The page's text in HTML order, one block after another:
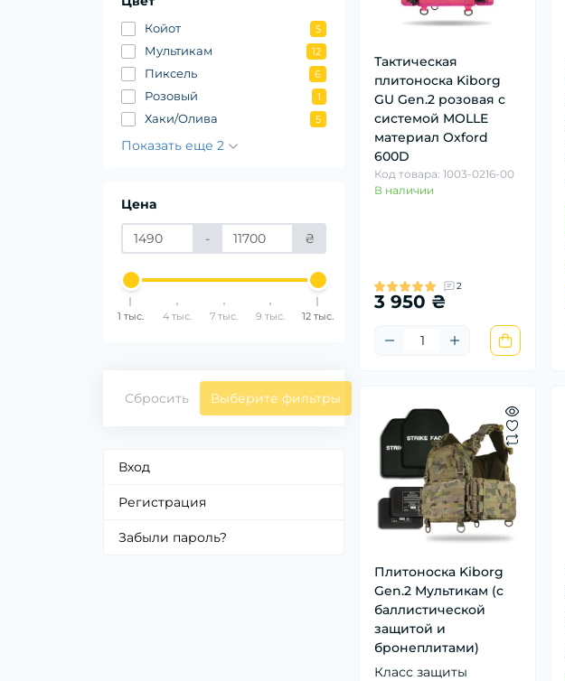
Койот 5
Мультикам 12
Пиксель 6
Розовый 1
Хаки/Олива 5
Показать еще 2
Цена
- ₴
1 тыс. 4 тыс. 7 тыс. 9 тыс. 12 тыс.
Сбросить Выберите фильтры
Вход
Регистрация
Забыли пароль?
Тактическая
плитоноска Kiborg
GU Gen.2 розовая с
системой MOLLE
материал Oxford
600D
Код товара: 1003-0216-00
В наличии
2
3 950 ₴
Плитоноска Kiborg
Gen.2 Мультикам (с
баллистической
защитой и
бронеплитами)
Класс защиты